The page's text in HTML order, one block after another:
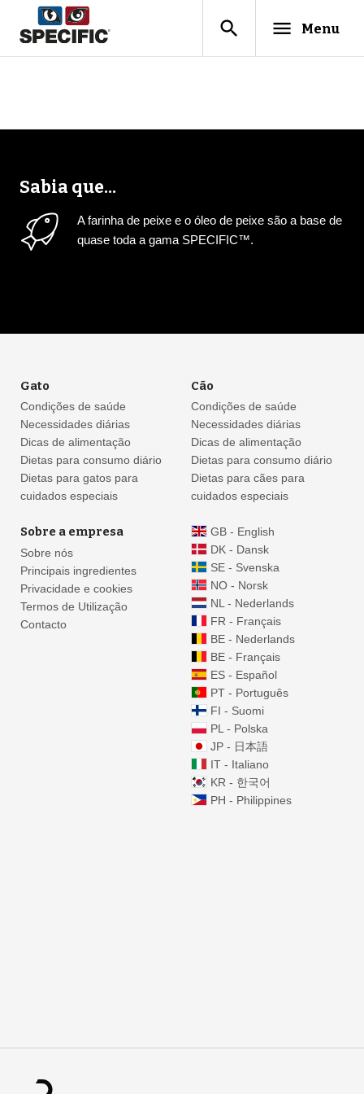
search menu Menu
Sabia que...
A farinha de peixe e o óleo de peixe são a base de
quase toda a gama SPECIFIC™.
Gato
Condições de saúde
Necessidades diárias
Dicas de alimentação
Dietas para consumo diário
Dietas para gatos para
cuidados especiais
Cão
Condições de saúde
Necessidades diárias
Dicas de alimentação
Dietas para consumo diário
Dietas para cães para
cuidados especiais
Sobre a empresa
Sobre nós
Principais ingredientes
Privacidade e cookies
Termos de Utilização
Contacto
GB - English
DK - Dansk
SE - Svenska
NO - Norsk
NL - Nederlands
FR - Français
BE - Nederlands
BE - Français
ES - Español
PT - Português
FI - Suomi
PL - Polska
JP - 日本語
IT - Italiano
KR - 한국어
PH - Philippines